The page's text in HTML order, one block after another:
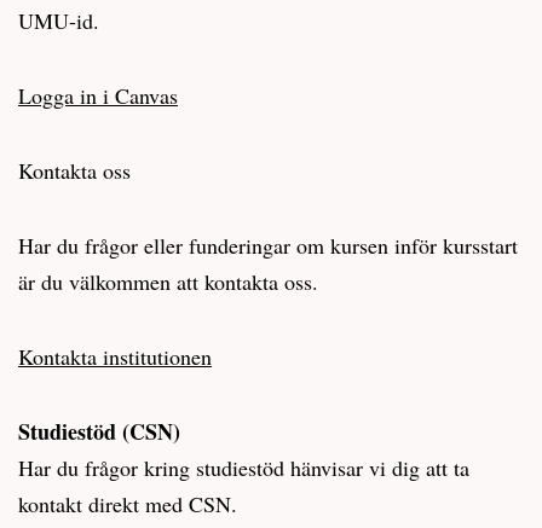
UMU-id.
Logga in i Canvas
Kontakta oss
Har du frågor eller funderingar om kursen inför kursstart
är du välkommen att kontakta oss.
Kontakta institutionen
Studiestöd (CSN)
Har du frågor kring studiestöd hänvisar vi dig att ta
kontakt direkt med CSN.